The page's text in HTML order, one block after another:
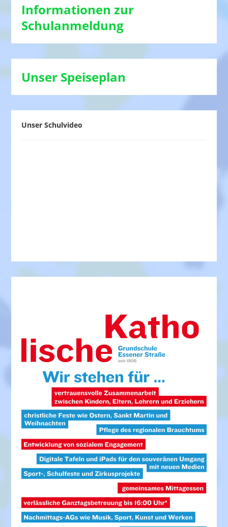
Informationen zur
Schulanmeldung
Unser Speiseplan
Unser Schulvideo